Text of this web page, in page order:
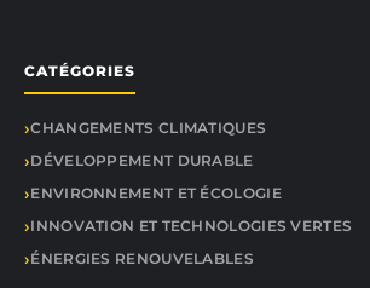
CATÉGORIES
CHANGEMENTS CLIMATIQUES
DÉVELOPPEMENT DURABLE
ENVIRONNEMENT ET ÉCOLOGIE
INNOVATION ET TECHNOLOGIES VERTES
ÉNERGIES RENOUVELABLES